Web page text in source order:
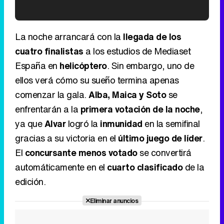
Tráiler en catalán de 'Ravalear', la nueva serie de HBO Max sobre los fondos buitre
Tráiler de la tercera temporada de 'The Walking Dead: Dead City' de AMC+
La noche arrancará con la llegada de los
cuatro finalistas a los estudios de Mediaset
España en helicóptero. Sin embargo, uno de
ellos verá cómo su sueño termina apenas
comenzar la gala.Alba, Maica y Sotose
enfrentarán a la primera votación de la noche,
ya queAlvarlogró la inmunidad en la semifinal
gracias a su victoria en el último juego de líder.
El concursante menos votadose convertirá
automáticamente en el cuarto clasificadode la
edición.
Eliminar anuncios